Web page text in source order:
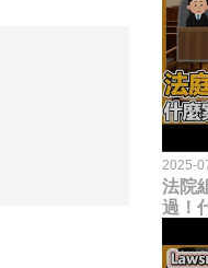
2025-
法院
過！